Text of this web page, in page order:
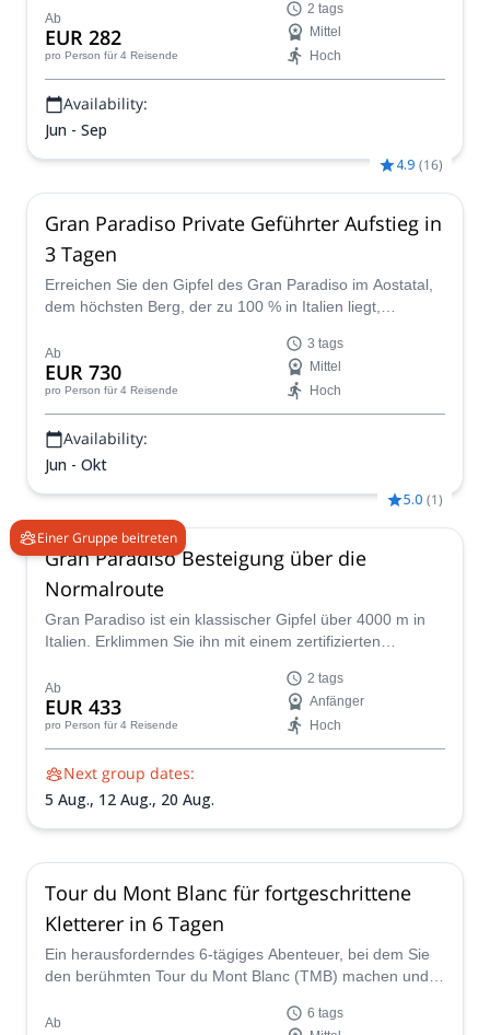
Aufstieg für diejenigen, die ihre ersten Erfahrungen im
Bergsteigen machen möchten, und für alle
Abenteuerliebhaber.
Ab
EUR 282
pro Person für 4 Reisende
2 tags
Mittel
Hoch
Availability:
Jun - Sep
4.9 (16)
Gran Paradiso Private Geführter Aufstieg in
3 Tagen
Erreichen Sie den Gipfel des Gran Paradiso im Aostatal,
dem höchsten Berg, der zu 100 % in Italien liegt,
Ab
EUR 730
pro Person für 4 Reisende
3 tags
Mittel
Hoch
Availability:
Jun - Okt
Einer Gruppe beitreten
5.0 (1)
Gran Paradiso Besteigung über die
Normalroute
Gran Paradiso ist ein klassischer Gipfel über 4000 m in
Italien. Erklimmen Sie ihn mit einem zertifizierten
Ab
EUR 433
pro Person für 4 Reisende
2 tags
Anfänger
Hoch
Next group dates:
5 Aug., 12 Aug., 20 Aug.
Tour du Mont Blanc für fortgeschrittene
Kletterer in 6 Tagen
Ein herausforderndes 6-tägiges Abenteuer, bei dem Sie
den berühmten Tour du Mont Blanc (TMB) machen und
besteigen. Ihr Guide wird der IFMGA-zertifizierte Marco
Ab
6 tags